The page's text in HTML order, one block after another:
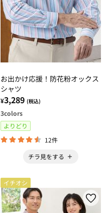
お出かけ応援！防花粉オックス
シャツ
¥3,289 (税込)
3colors
よりどり
12件
チラ見をする
イチオシ